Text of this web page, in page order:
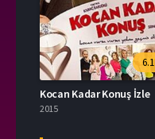
6.1
Kocan Kadar Konuş İzle
2015